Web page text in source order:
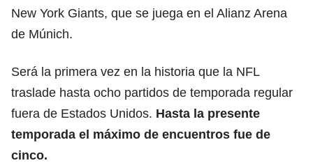
New York Giants, que se juega en el Alianz Arena
de Múnich.
Será la primera vez en la historia que la NFL
traslade hasta ocho partidos de temporada regular
fuera de Estados Unidos. Hasta la presente
temporada el máximo de encuentros fue de
cinco.